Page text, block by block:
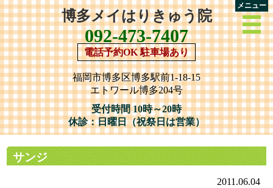
博多メイはりきゅう院
092-473-7407
電話予約OK 駐車場あり
福岡市博多区博多駅前1-18-15
エトワール博多204号
受付時間 10時～20時
休診：日曜日（祝祭日は営業）
メニュー
サンジ
2011.06.04